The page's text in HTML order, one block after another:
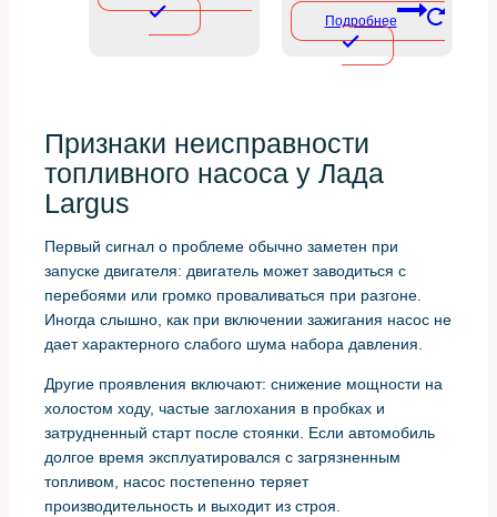
Подробнее
Признаки неисправности
топливного насоса у Лада
Largus
Первый сигнал о проблеме обычно заметен при
запуске двигателя: двигатель может заводиться с
перебоями или громко проваливаться при разгоне.
Иногда слышно, как при включении зажигания насос не
дает характерного слабого шума набора давления.
Другие проявления включают: снижение мощности на
холостом ходу, частые заглохания в пробках и
затрудненный старт после стоянки. Если автомобиль
долгое время эксплуатировался с загрязненным
топливом, насос постепенно теряет
производительность и выходит из строя.